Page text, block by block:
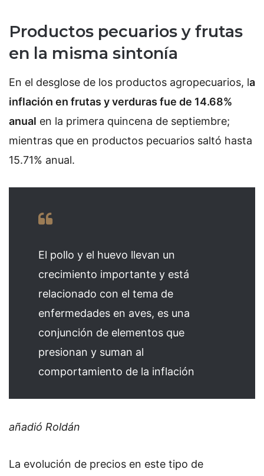
Productos pecuarios y frutas
en la misma sintonía
En el desglose de los productos agropecuarios, la
inflación en frutas y verduras fue de 14.68%
anual en la primera quincena de septiembre;
mientras que en productos pecuarios saltó hasta
15.71% anual.
El pollo y el huevo llevan un
crecimiento importante y está
relacionado con el tema de
enfermedades en aves, es una
conjunción de elementos que
presionan y suman al
comportamiento de la inflación
añadió Roldán
La evolución de precios en este tipo de